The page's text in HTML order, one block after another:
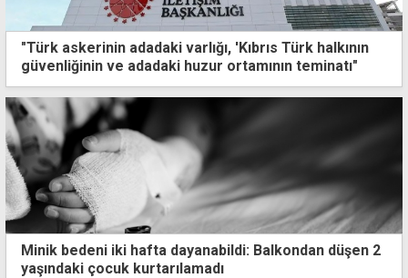
"Türk askerinin adadaki varlığı, 'Kıbrıs Türk halkının
güvenliğinin ve adadaki huzur ortamının teminatı"
Minik bedeni iki hafta dayanabildi: Balkondan düşen 2
yaşındaki çocuk kurtarılamadı